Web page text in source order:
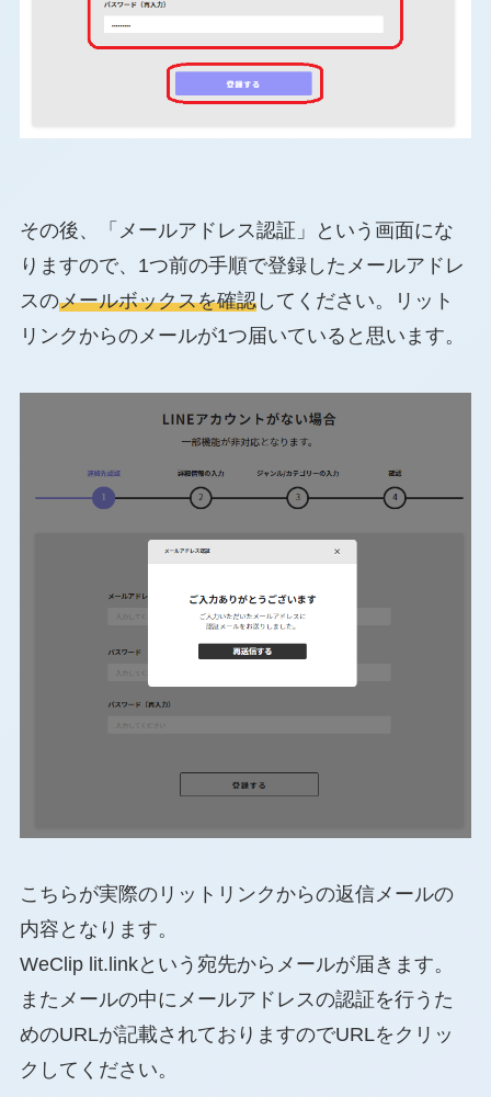
その後、「メールアドレス認証」という画面にな
りますので、1つ前の手順で登録したメールアドレ
スのメールボックスを確認してください。リット
リンクからのメールが1つ届いていると思います。
こちらが実際のリットリンクからの返信メールの
内容となります。
WeClip lit.linkという宛先からメールが届きます。
またメールの中にメールアドレスの認証を行うた
めのURLが記載されておりますのでURLをクリッ
クしてください。